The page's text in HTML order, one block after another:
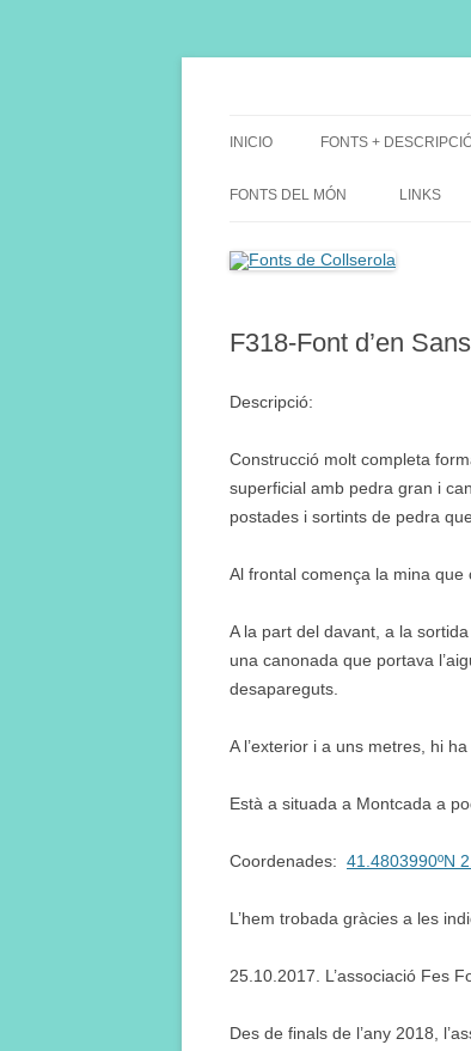
INICIO FONTS +
FONTS DEL MÓN LINKS
F318-Font d’en Sans
Descripció:
Construcció molt completa
superficial amb pedra gran i
postades i sortints de pedra
Al frontal comença la mina que
A la part del davant, a la
una canonada que portava
desapareguts.
A l’exterior i a uns metres, hi
Està a situada a Montcada a
Coordenades: 41.4803990ºN
L’hem trobada gràcies a les
25.10.2017. L’associació Fes
Des de finals de l’any 2018,